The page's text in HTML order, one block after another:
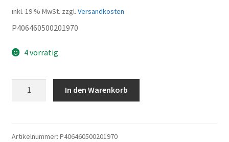
inkl. 19 % MwSt. zzgl. Versandkosten
P406460500201970
4 vorrätig
In den Warenkorb
Artikelnummer: P406460500201970